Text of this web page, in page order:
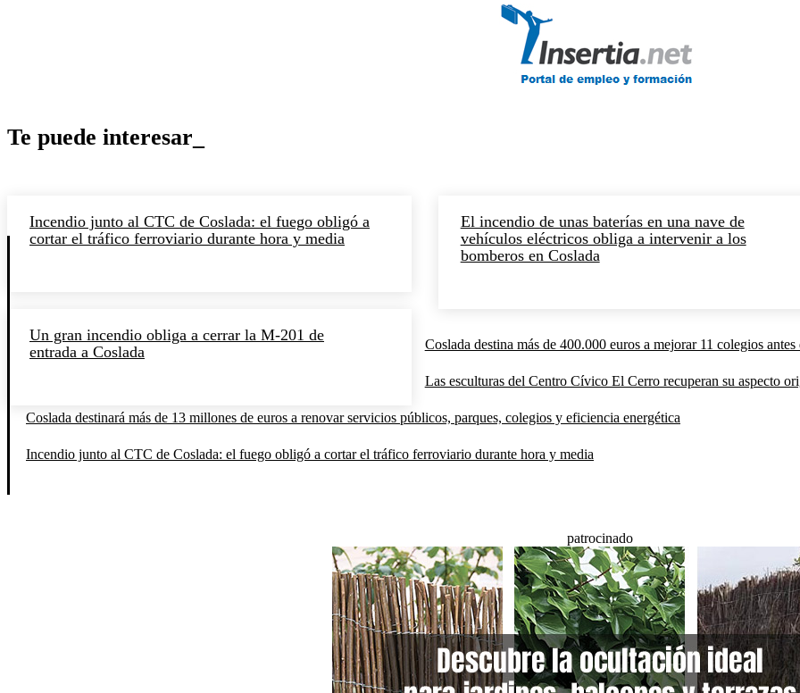
Te puede interesar_
Incendio junto al CTC de Coslada: el fuego obligó a
cortar el tráfico ferroviario durante hora y media
El incendio de unas baterías en una nave de
vehículos eléctricos obliga a intervenir a los
bomberos en Coslada
Un gran incendio obliga a cerrar la M-201 de
entrada a Coslada
Coslada destina más de 400.000 euros a mejorar 11 colegios
Las esculturas del Centro Cívico El Cerro recuperan su aspecto
Coslada destinará más de 13 millones de euros a renovar servicios públicos, parques, colegios y eficiencia energética
Incendio junto al CTC de Coslada: el fuego obligó a cortar el tráfico ferroviario durante hora y media
patrocinado